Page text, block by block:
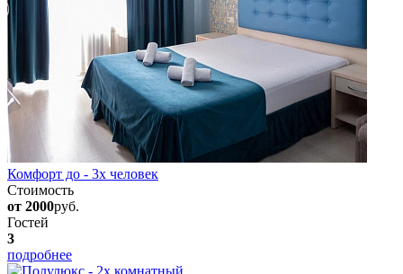
Комфорт до - 3х человек
Стоимость
от 2000руб.
Гостей
3
подробнее